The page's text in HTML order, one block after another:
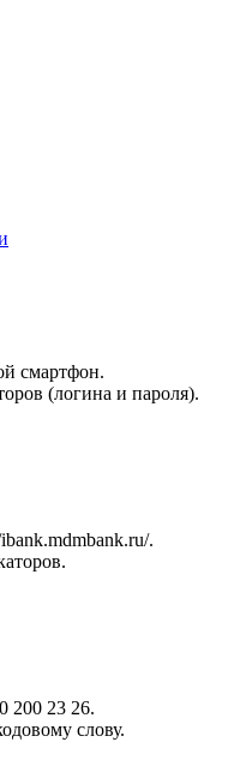
смартфон.
(логина и пароля).
.
200 23 26.
слову.